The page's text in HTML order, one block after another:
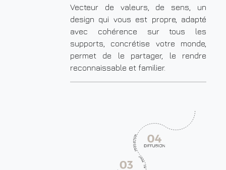
Vecteur de valeurs, de sens, un
design qui vous est propre, adapté
avec cohérence sur tous les
supports, concrétise votre monde,
permet de le partager, le rendre
reconnaissable et familier.